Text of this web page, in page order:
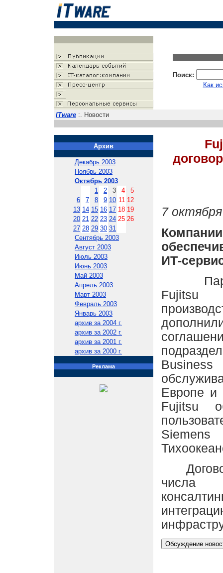
Поиск:
Как
ITware :. Новости
Архив
Декабрь 2003
Ноябрь 2003
Октябрь 2003
1
2 3 4
5
6
7 8 9 10 11 12
13 14 15 16 17 18 19
20 21 22 23 24 25 26
27 28 29 30 31
Сентябрь 2003
Август 2003
Июль 2003
Июнь 2003
Май 2003
Апрель 2003
Март 2003
Февраль 2003
Январь 2003
архив за 2004 г.
архив за 2002 г.
архив за 2001 г.
архив за 2000 г.
Реклама
7
ИТ-
Европе и
Fujitsu
числа